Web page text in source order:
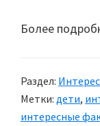
Более
Раздел:
Метки: дети,
интересные